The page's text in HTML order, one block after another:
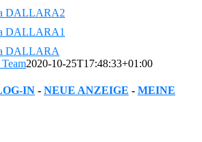
2020-10-25T17:48:33+01:00
IN - NEUE ANZEIGE - MEINE